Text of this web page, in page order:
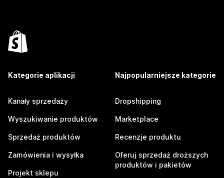
Kategorie aplikacji
Kanały sprzedaży
Wyszukiwanie produktów
Sprzedaż produktów
Zamówienia i wysyłka
Projekt sklepu
Najpopularniejsze kategorie
Dropshipping
Marketplace
Recenzje produktu
Oferuj sprzedaż droższych
produktów i pakietów